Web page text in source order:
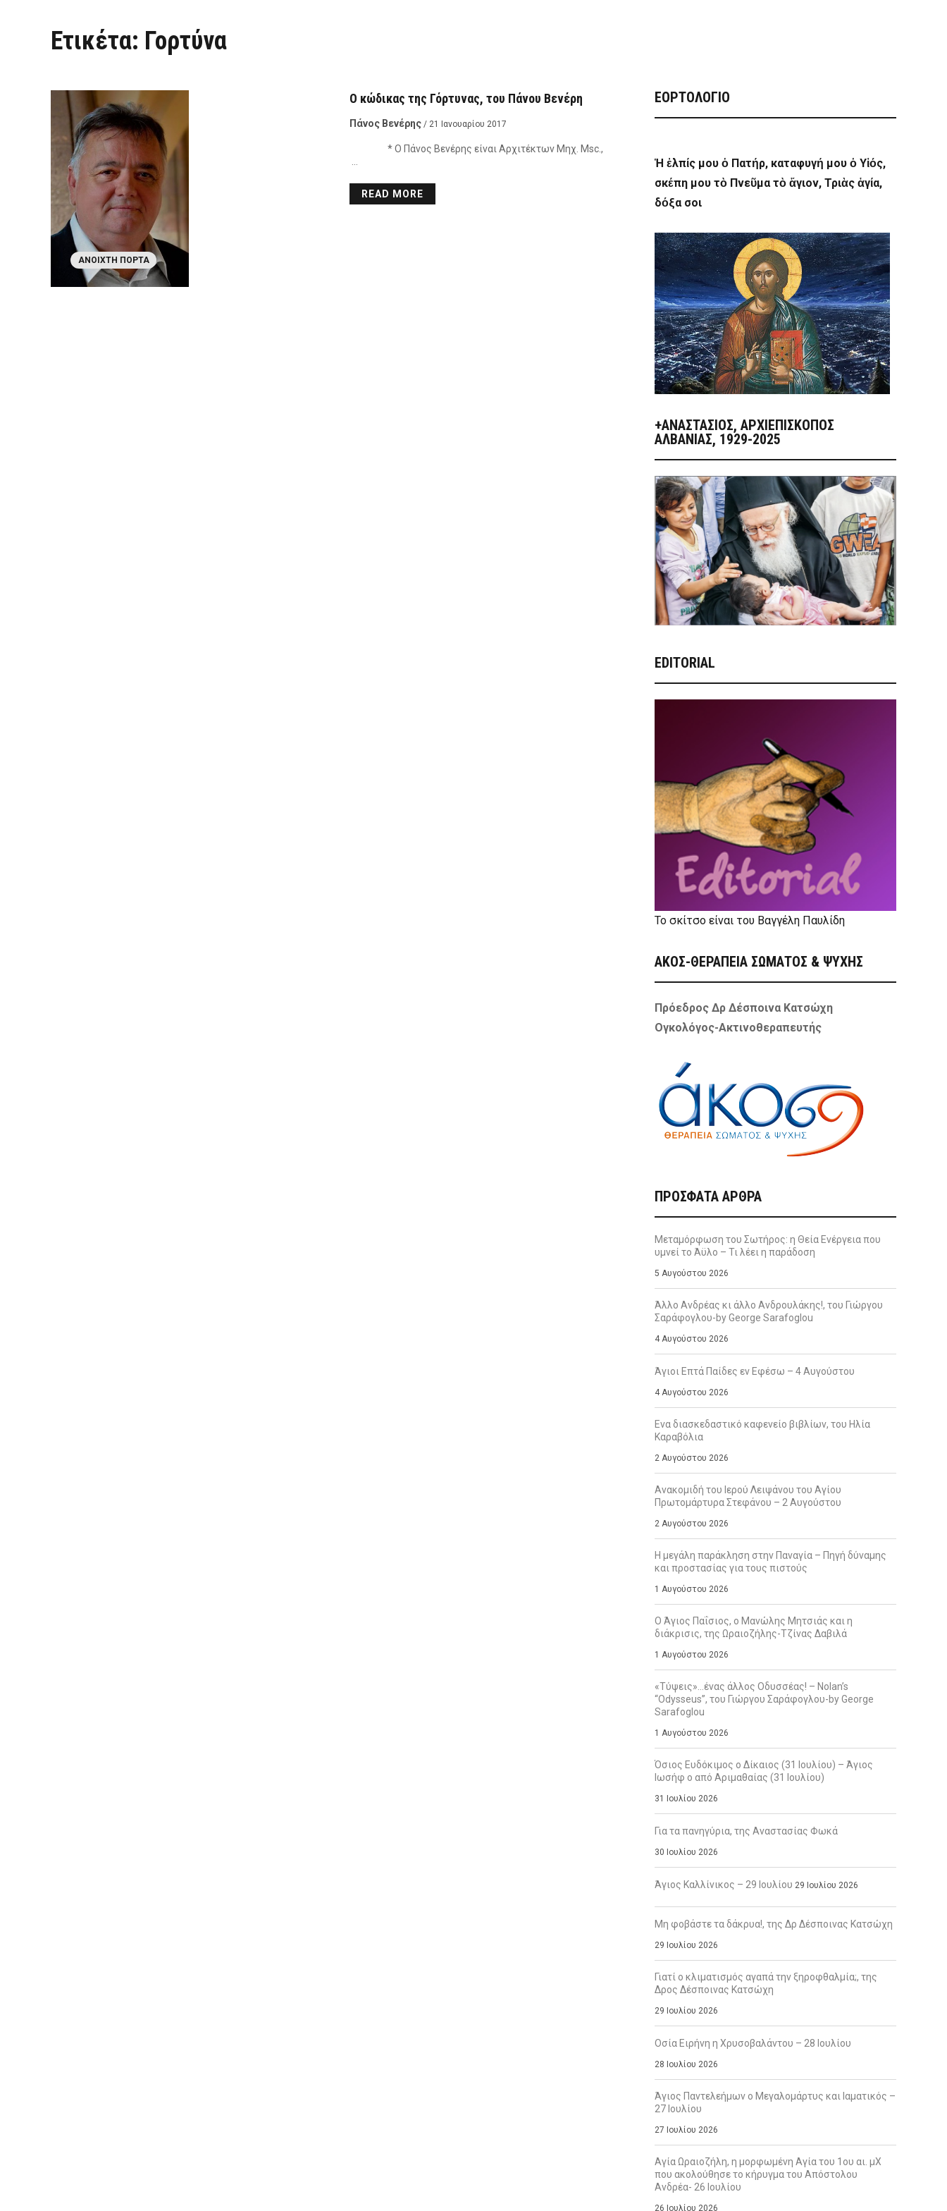
Ετικέτα: Γορτύνα
ΑΝΟΙΧΤΉ ΠΌΡΤΑ
Ο κώδικας της Γόρτυνας, του Πάνου Βενέρη
Πάνος Βενέρης / 21 Ιανουαρίου 2017
* Ο Πάνος Βενέρης είναι Αρχιτέκτων Μηχ. Msc.,
READ MORE
ΕΟΡΤΟΛΟΓΙΟ
Ἡ ἐλπίς μου ὁ Πατήρ, καταφυγή μου ὁ Υἱός,
σκέπη μου τὸ Πνεῦμα τὸ ἅγιον, Τριὰς ἁγία,
δόξα σοι
+ΑΝΑΣΤΆΣΙΟΣ, ΑΡΧΙΕΠΊΣΚΟΠΟΣ
ΑΛΒΑΝΊΑΣ, 1929-2025
EDITORIAL
Το σκίτσο είναι του Βαγγέλη Παυλίδη
ΑΚΟΣ-ΘΕΡΑΠΕΙΑ ΣΩΜΑΤΟΣ & ΨΥΧΗΣ
Πρόεδρος Δρ Δέσποινα Κατσώχη
Ογκολόγος-Ακτινοθεραπευτής
ΠΡΌΣΦΑΤΑ ΆΡΘΡΑ
Μεταμόρφωση του Σωτήρος: η Θεία Ενέργεια που
υμνεί το Άϋλο – Τι λέει η παράδοση
5 Αυγούστου 2026
Άλλο Ανδρέας κι άλλο Ανδρουλάκης!, του Γιώργου
Σαράφογλου-by George Sarafoglou
4 Αυγούστου 2026
Άγιοι Επτά Παίδες εν Εφέσω – 4 Αυγούστου
4 Αυγούστου 2026
Ενα διασκεδαστικό καφενείο βιβλίων, του Ηλία
Καραβόλια
2 Αυγούστου 2026
Ανακομιδή του Ιερού Λειψάνου του Αγίου
Πρωτομάρτυρα Στεφάνου – 2 Αυγούστου
2 Αυγούστου 2026
Η μεγάλη παράκληση στην Παναγία – Πηγή δύναμης
και προστασίας για τους πιστούς
1 Αυγούστου 2026
Ο Άγιος Παΐσιος, ο Μανώλης Μητσιάς και η
διάκρισις, της Ωραιοζήλης-Τζίνας Δαβιλά
1 Αυγούστου 2026
«Τύψεις»…ένας άλλος Οδυσσέας! – Nolan’s
“Odysseus”, του Γιώργου Σαράφογλου-by George
Sarafoglou
1 Αυγούστου 2026
Όσιος Ευδόκιμος ο Δίκαιος (31 Ιουλίου) – Άγιος
Ιωσήφ ο από Αριμαθαίας (31 Ιουλίου)
31 Ιουλίου 2026
Για τα πανηγύρια, της Αναστασίας Φωκά
30 Ιουλίου 2026
Άγιος Καλλίνικος – 29 Ιουλίου 29 Ιουλίου 2026
Μη φοβάστε τα δάκρυα!, της Δρ Δέσποινας Κατσώχη
29 Ιουλίου 2026
Γιατί ο κλιματισμός αγαπά την ξηροφθαλμία;, της
Δρος Δέσποινας Κατσώχη
29 Ιουλίου 2026
Οσία Ειρήνη η Χρυσοβαλάντου – 28 Ιουλίου
28 Ιουλίου 2026
Άγιος Παντελεήμων ο Μεγαλομάρτυς και Ιαματικός –
27 Ιουλίου
27 Ιουλίου 2026
Αγία Ωραιοζήλη, η μορφωμένη Αγία του 1ου αι. μΧ
που ακολούθησε το κήρυγμα του Απόστολου
Ανδρέα- 26 Ιουλίου
26 Ιουλίου 2026